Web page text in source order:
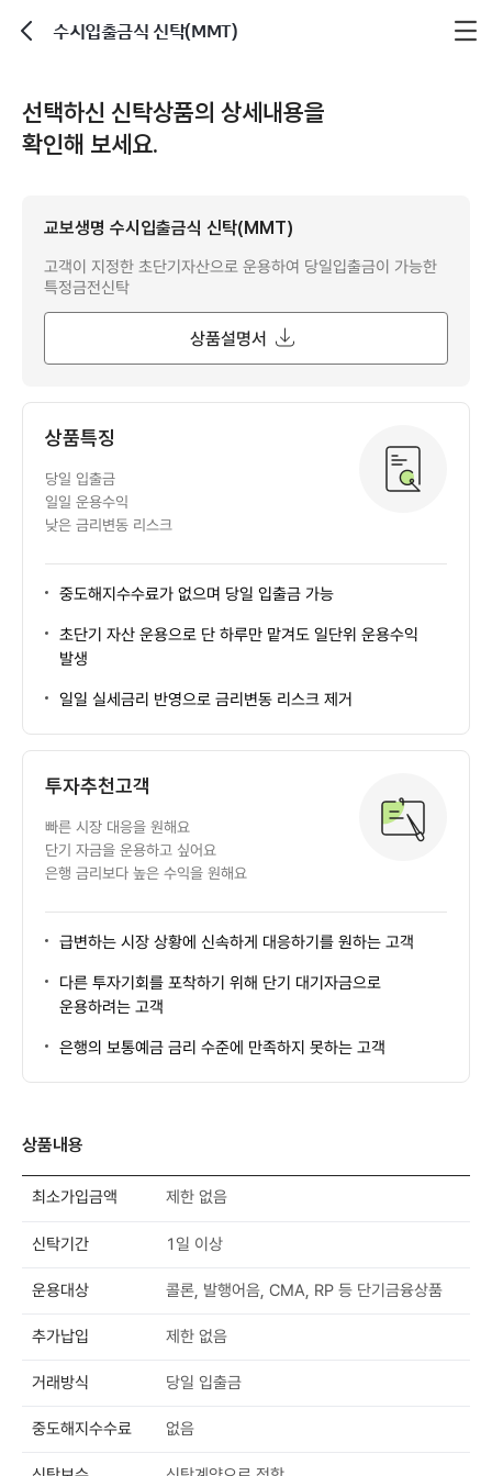
수시입출금식 신탁(MMT)
선택하신 신탁상품의 상세내용을
확인해 보세요.
교보생명 수시입출금식 신탁(MMT)
고객이 지정한 초단기자산으로 운용하여 당일입출금이 가능한
특정금전신탁
상품설명서
상품특징
당일 입출금
일일 운용수익
낮은 금리변동 리스크
중도해지수수료가 없으며 당일 입출금 가능
초단기 자산 운용으로 단 하루만 맡겨도 일단위 운용수익
발생
일일 실세금리 반영으로 금리변동 리스크 제거
투자추천고객
빠른 시장 대응을 원해요
단기 자금을 운용하고 싶어요
은행 금리보다 높은 수익을 원해요
급변하는 시장 상황에 신속하게 대응하기를 원하는 고객
다른 투자기회를 포착하기 위해 단기 대기자금으로
운용하려는 고객
은행의 보통예금 금리 수준에 만족하지 못하는 고객
상품내용
최소가입금액 제한 없음
신탁기간 1일 이상
운용대상 콜론, 발행어음, CMA, RP 등 단기금융상품
추가납입 제한 없음
거래방식 당일 입출금
중도해지수수료 없음